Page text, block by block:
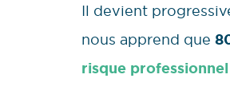
Il devient
nous apprend que
risque